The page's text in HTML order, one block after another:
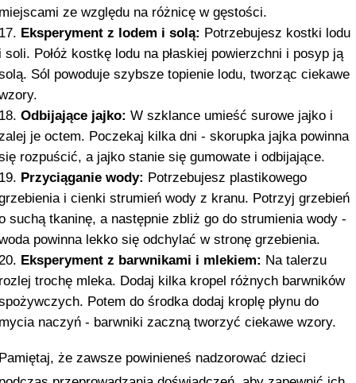
ze względu na różnicę w gęstości.
Eksperyment z lodem i solą: Potrzebujesz kostki lodu
soli. Połóż kostkę lodu na płaskiej powierzchni i posyp ją
Sól powoduje szybsze topienie lodu, tworząc ciekawe
Odbijające jajko: W szklance umieść surowe jajko i
je octem. Poczekaj kilka dni - skorupka jajka powinna
rozpuścić, a jajko stanie się gumowate i odbijające.
Przyciąganie wody: Potrzebujesz plastikowego
i cienki strumień wody z kranu. Potrzyj grzebień
suchą tkaninę, a następnie zbliż go do strumienia wody -
powinna lekko się odchylać w stronę grzebienia.
Eksperyment z barwnikami i mlekiem: Na talerzu
trochę mleka. Dodaj kilka kropel różnych barwników
Potem do środka dodaj kroplę płynu do
naczyń - barwniki zaczną tworzyć ciekawe wzory.
że zawsze powinieneś nadzorować dzieci